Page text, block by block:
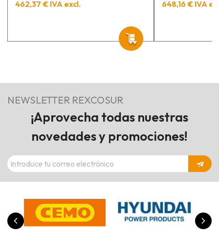
462,37 € IVA excl. 648,16 € IVA
NEWSLETTER REXCOSUR
¡Aprovecha todas nuestras
novedades y promociones!